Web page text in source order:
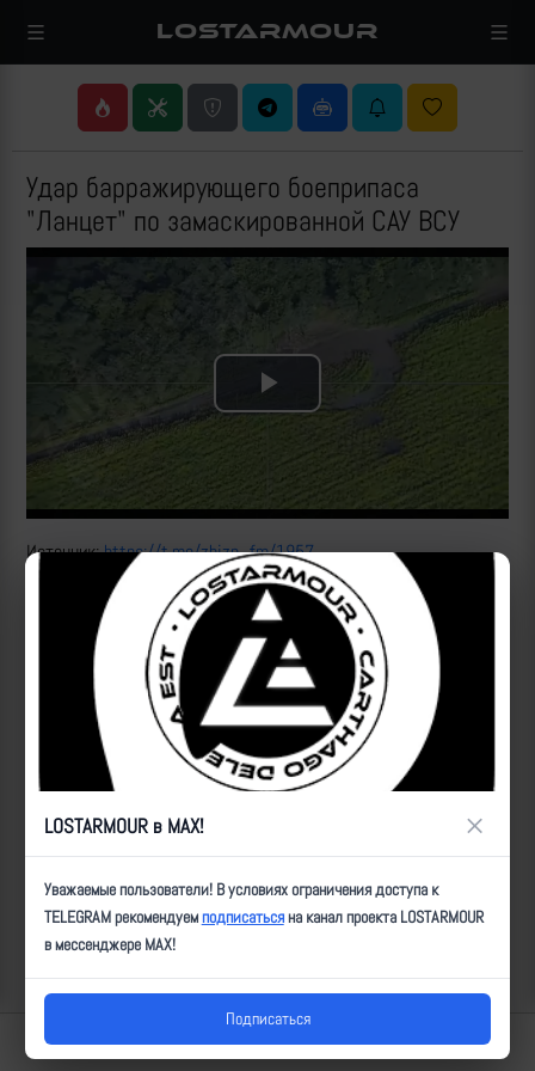
LOSTARMOUR
Удар барражирующего боеприпаса
"Ланцет" по замаскированной САУ ВСУ
Play
Video
Источник:https://t.me/zhizn_fm/1957
| Автор: | Дата:2023-08-26 | Просмотров: | Теги:
САУ, поврежден, мод_52
Популярные за сегодня видео
Lostarmour | Carthago Delenda Est | 2014-2026
LOSTARMOUR в MAX! ×
Уважаемые пользователи! В условиях ограничения доступа к
TELEGRAM рекомендуемподписатьсяна канал проекта LOSTARMOUR
в мессенджере MAX!
Подписаться